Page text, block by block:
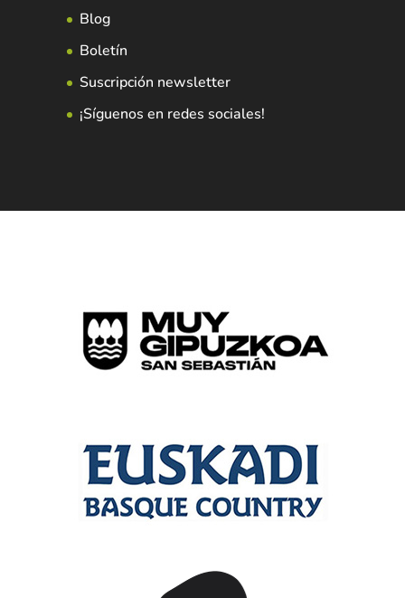
Blog
Boletín
Suscripción newsletter
¡Síguenos en redes sociales!